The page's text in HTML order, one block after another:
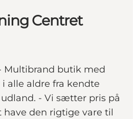
Centret
Multibrand butik med
alle aldre fra kendte
- Vi sætter pris på
have den rigtige vare til